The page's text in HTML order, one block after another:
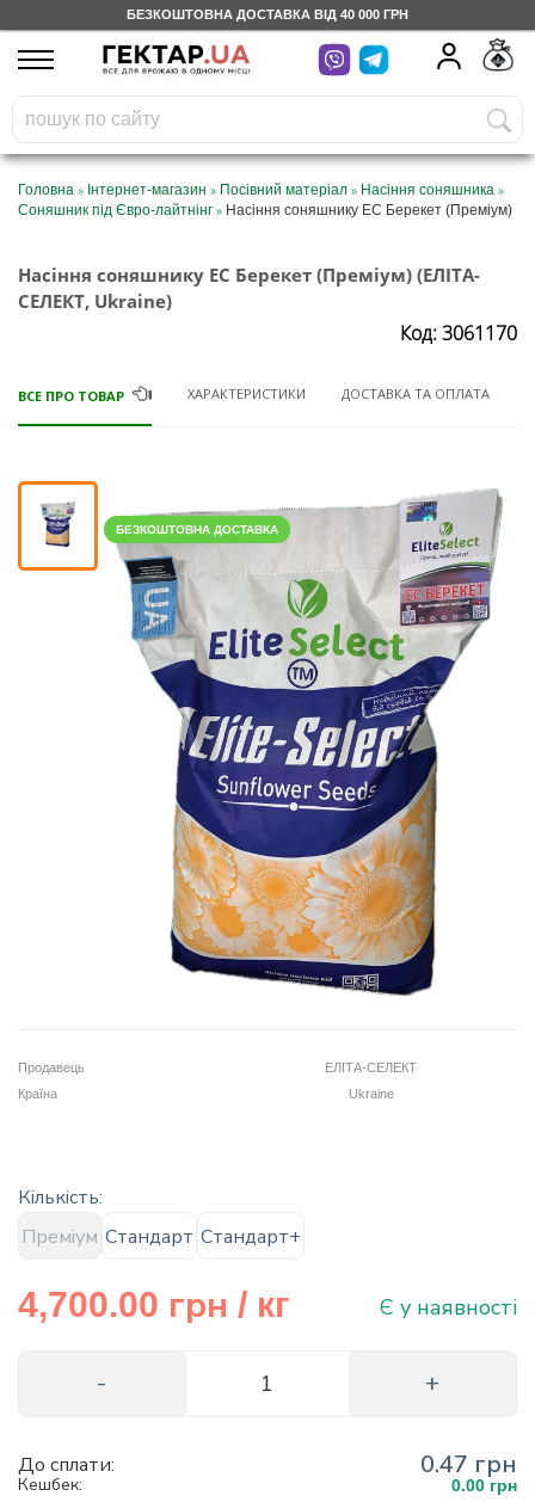
БЕЗКОШТОВНА ДОСТАВКА ВІД 40 000 ГРН
UA
На вашому
бонусному рахунку
грн
Безкоштовно по Україні
Категорії
Відгуки
info@hectare.ua
Головна » Інтернет-магазин » Посівний матеріал » Насіння соняшника »
Соняшник під Євро-лайтнінг » Насіння соняшнику ЕС Берекет (Преміум)
Насіння соняшнику ЕС Берекет (Преміум) (ЕЛІТА-
СЕЛЕКТ, Ukraine)
Код: 3061170
ВСЕ ПРО ТОВАР ХАРАКТЕРИСТИКИ ДОСТАВКА ТА ОПЛАТА
БЕЗКОШТОВНА ДОСТАВКА
Продавець
ЕЛІТА-СЕЛЕКТ
Країна
Ukraine
Кількість:
Преміум Стандарт Стандарт+
4,700.00 грн / кг Є у наявності
До сплати: 0.47 грн
Кешбек: 0.00 грн